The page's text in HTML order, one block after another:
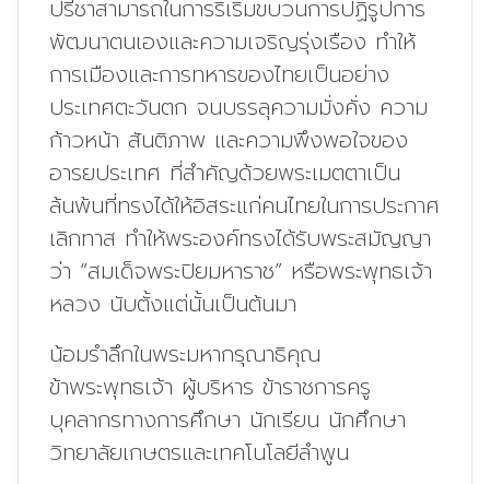
ปรีชาสามารถในการริเริ่มขบวนการปฏิรูปการ
พัฒนาตนเองและความเจริญรุ่งเรือง ทำให้
การเมืองและการทหารของไทยเป็นอย่าง
ประเทศตะวันตก จนบรรลุความมั่งคั่ง ความ
ก้าวหน้า สันติภาพ และความพึงพอใจของ
อารยประเทศ ที่สำคัญด้วยพระเมตตาเป็น
ล้นพ้นที่ทรงได้ให้อิสระแก่คนไทยในการประกาศ
เลิกทาส ทำให้พระองค์ทรงได้รับพระสมัญญา
ว่า “สมเด็จพระปิยมหาราช” หรือพระพุทธเจ้า
หลวง นับตั้งแต่นั้นเป็นต้นมา
น้อมรำลึกในพระมหากรุณาธิคุณ
ข้าพระพุทธเจ้า ผู้บริหาร ข้าราชการครู
บุคลากรทางการศึกษา นักเรียน นักศึกษา
วิทยาลัยเกษตรและเทคโนโลยีลำพูน